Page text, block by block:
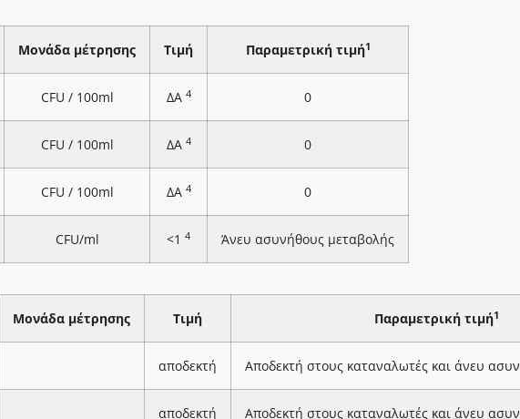
Μονάδα μέτρησης Τιμή Παραμετρική τιμή1
CFU / 100ml ΔΑ 4 0
CFU / 100ml ΔΑ 4 0
CFU / 100ml ΔΑ 4 0
CFU/ml <1 4 Άνευ ασυνήθους μεταβολής
Μονάδα μέτρησης Τιμή Παραμετρική τιμή1
αποδεκτή Αποδεκτή στους καταναλωτές και άνευ
αποδεκτή Αποδεκτή στους καταναλωτές και άνευ